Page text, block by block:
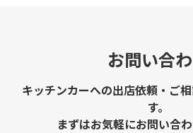
お問い合
キッチンカーへの出店依頼・ご
す。
まずはお気軽にお問い合わ